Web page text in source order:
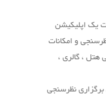
یک اپلیکیشن
و امکانات
هتل ، گالری ،
نظرسنجی